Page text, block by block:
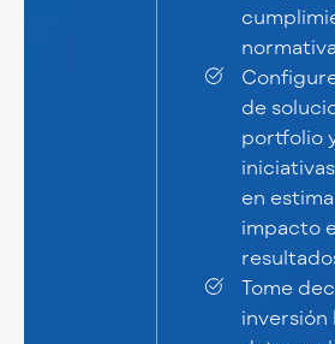
normativa
de
portfolio
en
impacto
Tome
inversión